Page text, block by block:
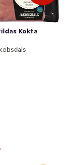
Kokta